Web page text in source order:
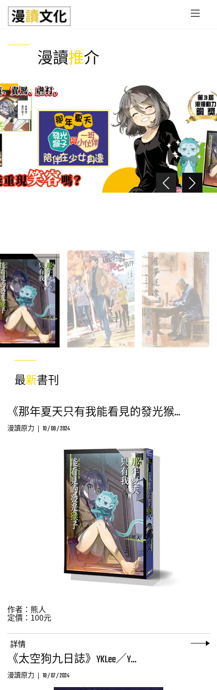
Skip to main content
漫讀推介
最新書刊
《那年夏天只有我能看見的發光猴...
漫讀原力 10 / 08 / 2024
作者： 熊人
定價： 100元
詳情
《太空狗九日誌》YKLee／Y...
漫讀原力 18 / 07 / 2024